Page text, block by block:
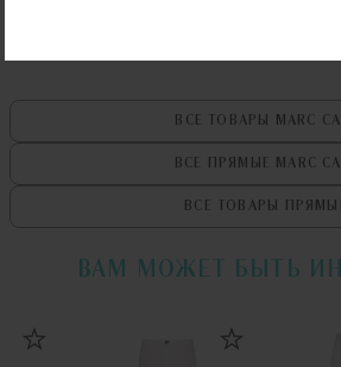
ВСЕ ТОВАРЫ MARC
ВСЕ ПРЯМЫЕ MARC
ВСЕ ТОВАРЫ ПРЯМЫЕ
ВАМ МОЖЕТ БЫТЬ